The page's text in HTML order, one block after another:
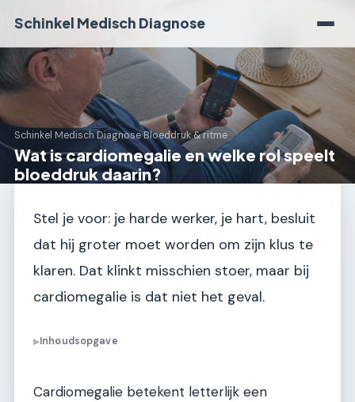
Schinkel Medisch Diagnose
Schinkel Medisch Diagnose›Bloeddruk & ritme
Wat is cardiomegalie en welke rol speelt
bloeddruk daarin?
Stel je voor: je harde werker, je hart, besluit
dat hij groter moet worden om zijn klus te
klaren. Dat klinkt misschien stoer, maar bij
cardiomegalie is dat niet het geval.
▶Inhoudsopgave
Cardiomegalie betekent letterlijk een